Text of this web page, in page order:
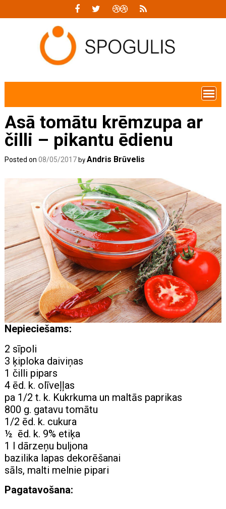
Asā tomātu krēmzupa ar
čilli – pikantu ēdienu
Posted on08/05/2017 byAndris Brūvelis
Nepieciešams:
2 sīpoli
3 ķiploka daiviņas
1 čilli pipars
4 ēd. k. olīveļļas
pa 1/2 t. k. Kukrkuma un maltās paprikas
800 g. gatavu tomātu
1/2 ēd. k. cukura
½ ēd. k. 9% etiķa
1 l dārzeņu buljona
bazilika lapas dekorēšanai
sāls, malti melnie pipari
Pagatavošana: